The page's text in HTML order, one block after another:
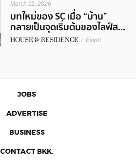
March 11, 2026
บทใหม่ของ SC เมื่อ “บ้าน”
กลายเป็นจุดเริ่มต้นของไลฟ์ส...
HOUSE & RESIDENCE / Event
JOBS
ADVERTISE
BUSINESS
CONTACT BKK.